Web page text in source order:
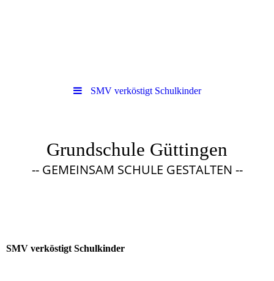
SMV verköstigt Schulkinder
Grundschule Güttingen
-- GEMEINSAM SCHULE GESTALTEN --
SMV verköstigt Schulkinder